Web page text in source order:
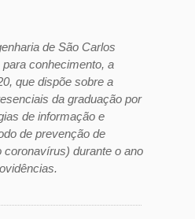
de São Carlos
conhecimento, a
que dispõe sobre a
da graduação por
de informação e
de prevenção de
durante o ano